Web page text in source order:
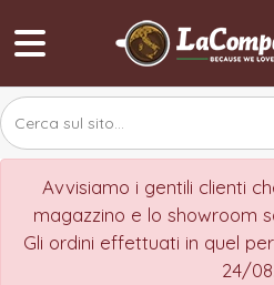
Avvisiamo i gentili clienti
magazzino e lo showroom
Gli ordini effettuati in quel
24/08.